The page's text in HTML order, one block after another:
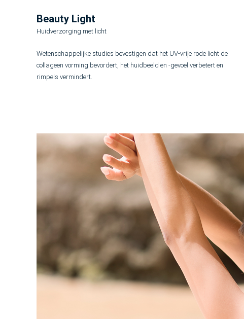
Beauty Light
Huidverzorging met licht
Wetenschappelijke studies bevestigen dat het UV-vrije rode licht de
collageen vorming bevordert, het huidbeeld en -gevoel verbetert en
rimpels vermindert.